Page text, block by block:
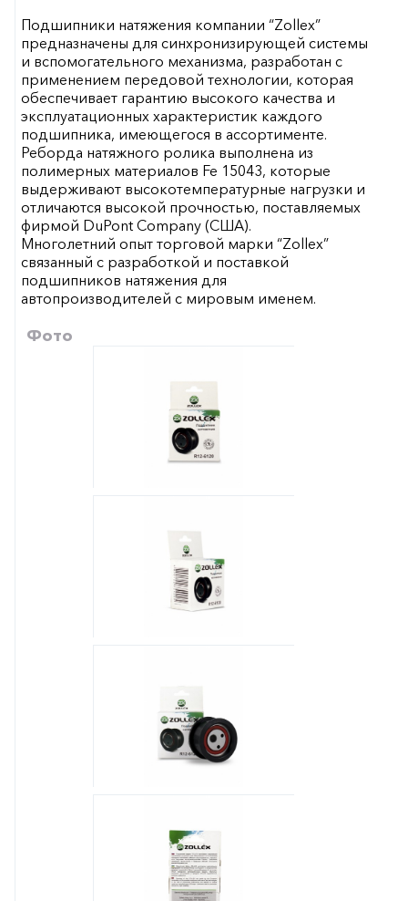
Подшипники натяжения компании “Zollex”
предназначены для синхронизирующей системы
и вспомогательного механизма, разработан с
применением передовой технологии, которая
обеспечивает гарантию высокого качества и
эксплуатационных характеристик каждого
подшипника, имеющегося в ассортименте.
Реборда натяжного ролика выполнена из
полимерных материалов Fe 15043, которые
выдерживают высокотемпературные нагрузки и
отличаются высокой прочностью, поставляемых
фирмой DuPont Company (США).
Многолетний опыт торговой марки “Zollex”
связанный с разработкой и поставкой
подшипников натяжения для
автопроизводителей с мировым именем.
Фото